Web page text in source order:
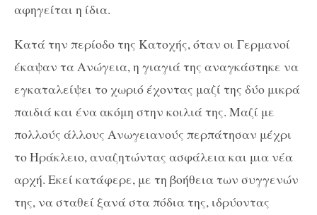
αφηγείται η ίδια.
Κατά την περίοδο της Κατοχής, όταν οι Γερμανοί
έκαψαν τα Ανώγεια, η γιαγιά της αναγκάστηκε να
εγκαταλείψει το χωριό έχοντας μαζί της δύο μικρά
παιδιά και ένα ακόμη στην κοιλιά της. Μαζί με
πολλούς άλλους Ανωγειανούς περπάτησαν μέχρι
το Ηράκλειο, αναζητώντας ασφάλεια και μια νέα
αρχή. Εκεί κατάφερε, με τη βοήθεια των συγγενών
της, να σταθεί ξανά στα πόδια της, ιδρύοντας